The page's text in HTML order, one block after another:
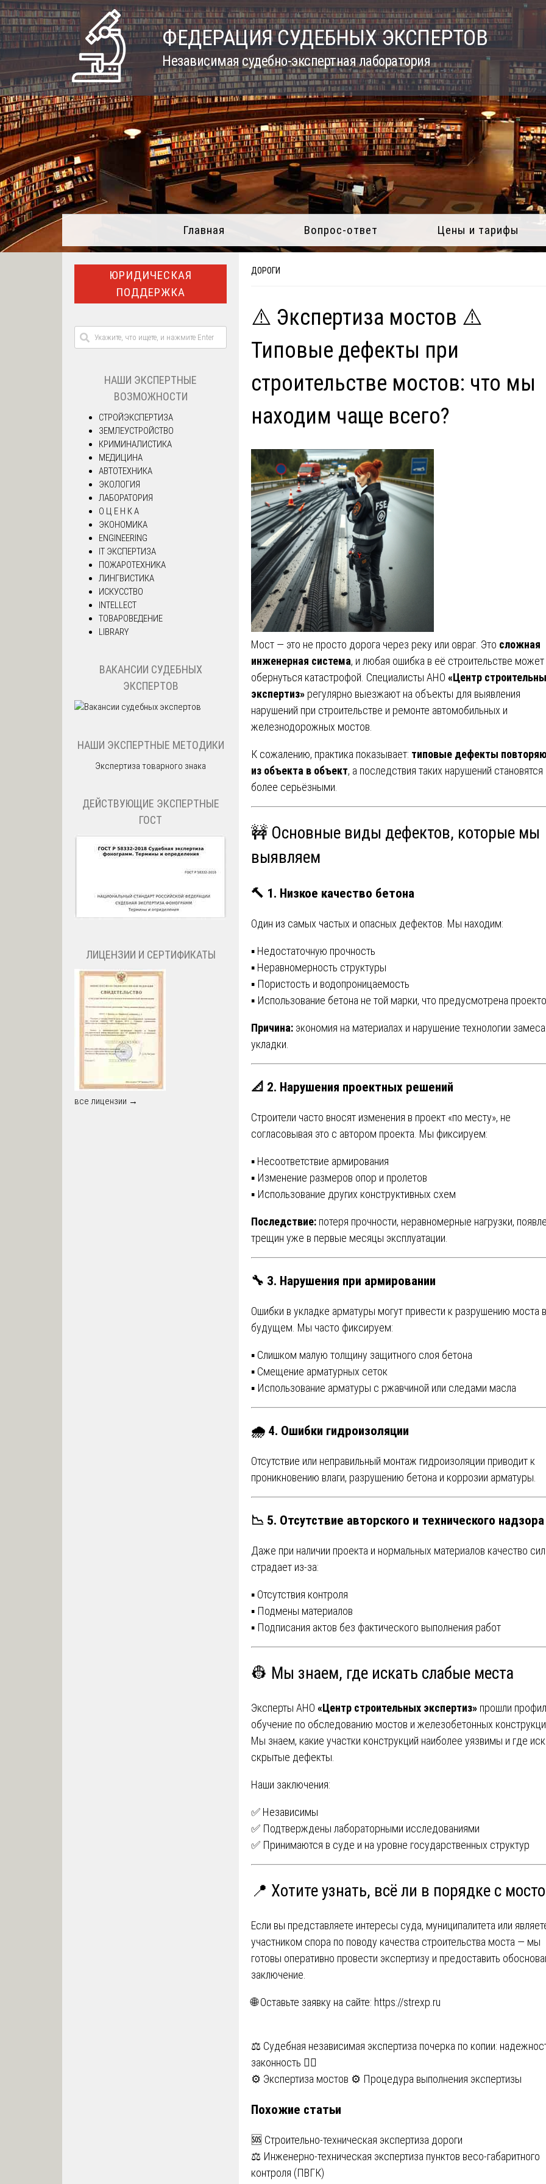
Skip
to
content
ФЕДЕРАЦИЯ СУДЕБНЫХ ЭКСПЕРТОВ
Независимая судебно-экспертная лаборатория
Главная Вопрос-ответ Цены и тарифы
ДОРОГИ
⚠️ Экспертиза мостов ⚠️
Типовые дефекты при
строительстве мостов: что мы
находим чаще всего?
Мост — это не просто дорога через реку или овраг. Это сложная
инженерная система, и любая ошибка в её строительстве может
обернуться катастрофой. Специалисты АНО «Центр
экспертиз» регулярно выезжают на объекты для выявления
нарушений при строительстве и ремонте автомобильных и
железнодорожных мостов.
К сожалению, практика показывает: типовые дефекты
из объекта в объект, а последствия таких нарушений
более серьёзными.
🚧 Основные виды дефектов, которые мы
выявляем
🔨 1. Низкое качество бетона
Один из самых частых и опасных дефектов. Мы находим:
▪️ Недостаточную прочность
▪️ Неравномерность структуры
▪️ Пористость и водопроницаемость
▪️ Использование бетона не той марки, что предусмотрена
Причина: экономия на материалах и нарушение технологии
укладки.
📐 2. Нарушения проектных решений
Строители часто вносят изменения в проект «по месту», не
согласовывая это с автором проекта. Мы фиксируем:
▪️ Несоответствие армирования
▪️ Изменение размеров опор и пролетов
▪️ Использование других конструктивных схем
Последствие: потеря прочности, неравномерные нагрузки,
трещин уже в первые месяцы эксплуатации.
🔧 3. Нарушения при армировании
Ошибки в укладке арматуры могут привести к разрушению моста в
будущем. Мы часто фиксируем:
▪️ Слишком малую толщину защитного слоя бетона
▪️ Смещение арматурных сеток
▪️ Использование арматуры с ржавчиной или следами масла
🌧️ 4. Ошибки гидроизоляции
Отсутствие или неправильный монтаж гидроизоляции приводит к
проникновению влаги, разрушению бетона и коррозии арматуры.
📉 5. Отсутствие авторского и технического надзора
Даже при наличии проекта и нормальных материалов качество
страдает из-за:
▪️ Отсутствия контроля
▪️ Подмены материалов
▪️ Подписания актов без фактического выполнения работ
👷 Мы знаем, где искать слабые места
Эксперты АНО «Центр строительных экспертиз» прошли
обучение по обследованию мостов и железобетонных
Мы знаем, какие участки конструкций наиболее уязвимы и где
скрытые дефекты.
Наши заключения:
✅ Независимы
✅ Подтверждены лабораторными исследованиями
✅ Принимаются в суде и на уровне государственных структур
📍 Хотите узнать, всё ли в порядке с
Если вы представляете интересы суда, муниципалитета или
участником спора по поводу качества строительства моста — мы
готовы оперативно провести экспертизу и предоставить
заключение.
🌐 Оставьте заявку на сайте: https://strexp.ru
Навигация
по
⚖️ Судебная независимая экспертиза почерка по копии:
законность 🕵️‍♂️
⚙️ Экспертиза мостов ⚙️ Процедура выполнения экспертизы
Похожие статьи
🆘 Строительно-техническая экспертиза дороги
⚖️ Инженерно-техническая экспертиза пунктов весо-габаритного
контроля (ПВГК)
ЮРИДИЧЕСКАЯ
ПОДДЕРЖКА
НАШИ ЭКСПЕРТНЫЕ
ВОЗМОЖНОСТИ
СТРОЙЭКСПЕРТИЗА
ЗЕМЛЕУСТРОЙСТВО
КРИМИНАЛИСТИКА
МЕДИЦИНА
АВТОТЕХНИКА
ЭКОЛОГИЯ
ЛАБОРАТОРИЯ
О Ц Е Н К А
ЭКОНОМИКА
ENGINEERING
IT ЭКСПЕРТИЗА
ПОЖАРОТЕХНИКА
ЛИНГВИСТИКА
ИСКУССТВО
INTELLECT
ТОВАРОВЕДЕНИЕ
LIBRARY
ВАКАНСИИ СУДЕБНЫХ
ЭКСПЕРТОВ
НАШИ ЭКСПЕРТНЫЕ МЕТОДИКИ
Экспертиза товарного знака
ДЕЙСТВУЮЩИЕ ЭКСПЕРТНЫЕ
ГОСТ
ЛИЦЕНЗИИ И СЕРТИФИКАТЫ
все лицензии →